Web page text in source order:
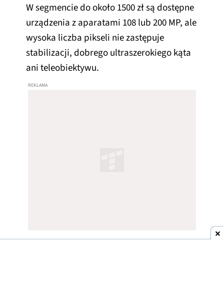
W segmencie do około 1500 zł są dostępne
urządzenia z aparatami 108 lub 200 MP, ale
wysoka liczba pikseli nie zastępuje
stabilizacji, dobrego ultraszerokiego kąta
ani teleobiektywu.